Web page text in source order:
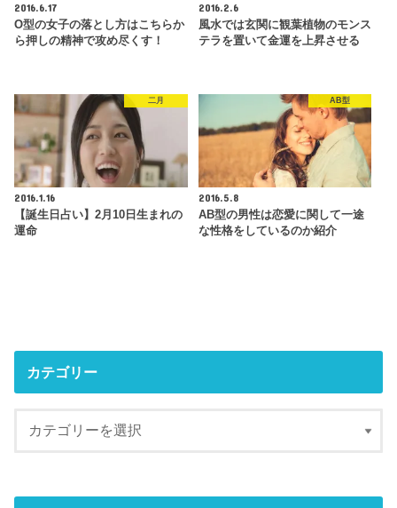
2016.6.17
O型の女子の落とし方はこちらか
ら押しの精神で攻め尽くす！
2016.2.6
風水では玄関に観葉植物のモンス
テラを置いて金運を上昇させる
二月
2016.1.16
【誕生日占い】2月10日生まれの
運命
AB型
2016.5.8
AB型の男性は恋愛に関して一途
な性格をしているのか紹介
カテゴリー